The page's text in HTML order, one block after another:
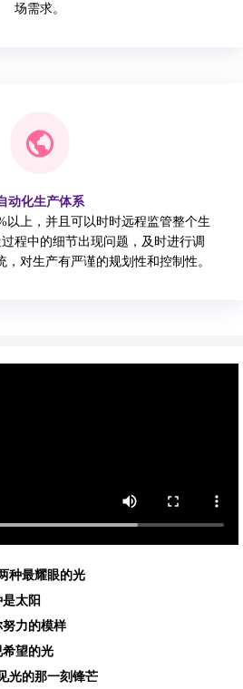
场需求。
动化生产体系
以上，并且可以时时远程监管整个生
程中的细节出现问题，及时进行调
，对生产有严谨的规划性和控制性。
种最耀眼的光
太阳
力的模样
望的光
光的那一刻锋芒